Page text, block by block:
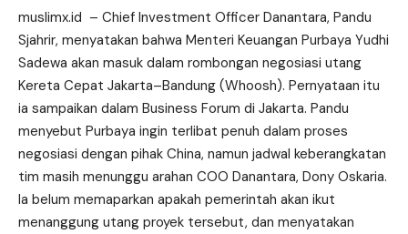
muslimx.id – Chief Investment Officer Danantara, Pandu
Sjahrir, menyatakan bahwa Menteri Keuangan Purbaya Yudhi
Sadewa akan masuk dalam rombongan negosiasi utang
Kereta Cepat Jakarta–Bandung (Whoosh). Pernyataan itu
ia sampaikan dalam Business Forum di Jakarta. Pandu
menyebut Purbaya ingin terlibat penuh dalam proses
negosiasi dengan pihak China, namun jadwal keberangkatan
tim masih menunggu arahan COO Danantara, Dony Oskaria.
Ia belum memaparkan apakah pemerintah akan ikut
menanggung utang proyek tersebut, dan menyatakan